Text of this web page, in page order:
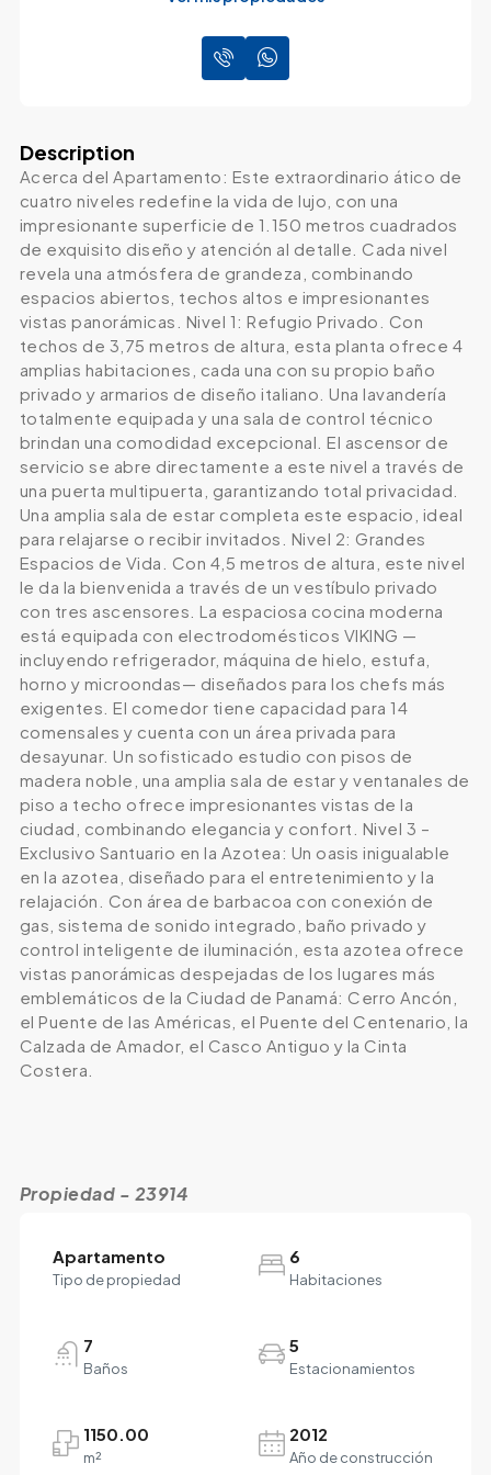
Description
Acerca del Apartamento: Este extraordinario ático de
cuatro niveles redefine la vida de lujo, con una
impresionante superficie de 1.150 metros cuadrados
de exquisito diseño y atención al detalle. Cada nivel
revela una atmósfera de grandeza, combinando
espacios abiertos, techos altos e impresionantes
vistas panorámicas. Nivel 1: Refugio Privado. Con
techos de 3,75 metros de altura, esta planta ofrece 4
amplias habitaciones, cada una con su propio baño
privado y armarios de diseño italiano. Una lavandería
totalmente equipada y una sala de control técnico
brindan una comodidad excepcional. El ascensor de
servicio se abre directamente a este nivel a través de
una puerta multipuerta, garantizando total privacidad.
Una amplia sala de estar completa este espacio, ideal
para relajarse o recibir invitados. Nivel 2: Grandes
Espacios de Vida. Con 4,5 metros de altura, este nivel
le da la bienvenida a través de un vestíbulo privado
con tres ascensores. La espaciosa cocina moderna
está equipada con electrodomésticos VIKING —
incluyendo refrigerador, máquina de hielo, estufa,
horno y microondas— diseñados para los chefs más
exigentes. El comedor tiene capacidad para 14
comensales y cuenta con un área privada para
desayunar. Un sofisticado estudio con pisos de
madera noble, una amplia sala de estar y ventanales de
piso a techo ofrece impresionantes vistas de la
ciudad, combinando elegancia y confort. Nivel 3 –
Exclusivo Santuario en la Azotea: Un oasis inigualable
en la azotea, diseñado para el entretenimiento y la
relajación. Con área de barbacoa con conexión de
gas, sistema de sonido integrado, baño privado y
control inteligente de iluminación, esta azotea ofrece
vistas panorámicas despejadas de los lugares más
emblemáticos de la Ciudad de Panamá: Cerro Ancón,
el Puente de las Américas, el Puente del Centenario, la
Calzada de Amador, el Casco Antiguo y la Cinta
Costera.
Propiedad - 23914
Apartamento
Tipo de propiedad
6
Habitaciones
7
Baños
5
Estacionamientos
1150.00
m²
2012
Año de construcción